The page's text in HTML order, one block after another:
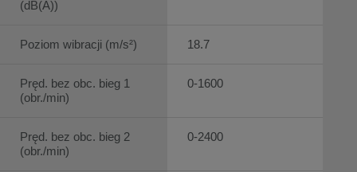
(dB(A))
Poziom wibracji (m/s²)
Pręd. bez obc. bieg 1
(obr./min)
Pręd. bez obc. bieg 2
(obr./min)
18.7
0-1600
0-2400